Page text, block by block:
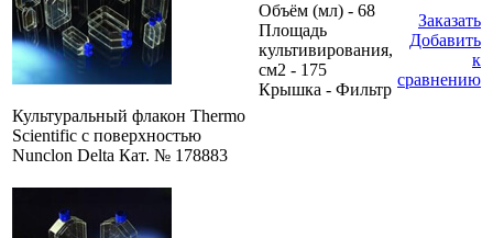
Культуральный флакон Thermo
Scientific с поверхностью
Nunclon Delta Кат. № 178883
Объём (мл) - 68
Площадь
культивирования,
см2 - 175
Крышка - Фильтр
Заказать
Добавить
к
сравнению